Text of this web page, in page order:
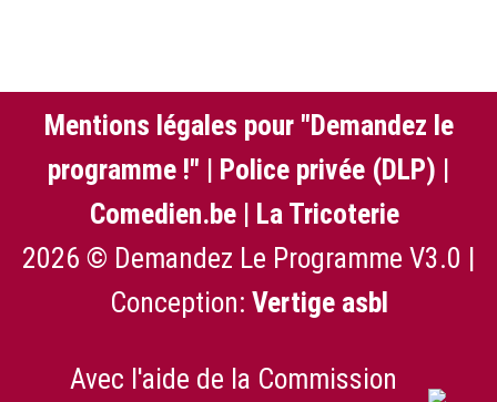
Mentions légales pour "Demandez le
programme !" | Police privée (DLP) |
Comedien.be | La Tricoterie
2026 © Demandez Le Programme V3.0 |
Conception: Vertige asbl
Avec l'aide de la Commission